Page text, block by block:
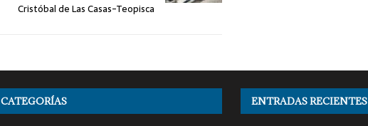
Cristóbal de Las Casas-Teopisca
CATEGORÍAS ENTRADAS RECIENTES